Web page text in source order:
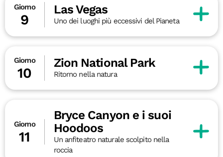
Giorno
9
Las Vegas
Uno dei luoghi più eccessivi del Pianeta
Giorno
10
Zion National Park
Ritorno nella natura
Giorno
11
Bryce Canyon e i suoi
Hoodoos
Un anfiteatro naturale scolpito nella
roccia